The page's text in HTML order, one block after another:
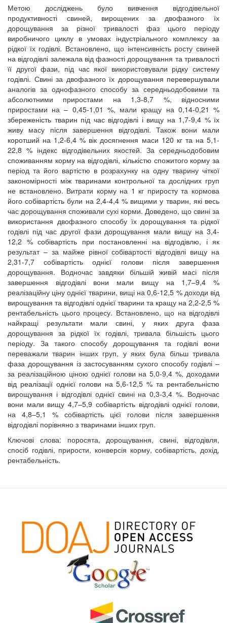
Метою досліджень було вивчення відгодівельної
продуктивності свиней, вирощених за двофазного їх
дорощування за різної тривалості фаз цього періоду
виробничого циклу в умовах індустріального комплексу за
рідкої їх годівлі. Встановлено, що інтенсивність росту свиней
на відгодівлі залежала від фазності дорощування та тривалості
її другої фази, під час якої використовували рідку систему
годівлі. Свині за двофазного їх дорощування перевершували
аналогів за однофазного способу за середньодобовими та
абсолютними приростами на 1,3-8,7 %, відносними
приростами на – 0,45-1,01 %, мали кращу на 0,14-0,21 %
збереженість тварин під час відгодівлі і вищу на 1,7-9,4 % їх
живу масу після завершення відгодівлі. Також вони мали
коротший на 1,2-6,4 % вік досягнення маси 120 кг та на 5,1-
22,8 % індекс відгодівельних якостей. За середньодобовим
споживанням корму на відгодівлі, кількістю спожитого корму за
період та його вартістю в розрахунку на одну тварину чіткої
закономірності між тваринами контрольної та дослідних груп
не встановлено. Витрати корму на 1 кг приросту та кормова
його собівартість були на 2,4-4,4 % вищими у тварин, які весь
час дорощування споживали сухі корми. Доведено, що свині за
використання двофазного способу їх дорощування та рідкої
годівлі під час другої фази дорощування мали вищу на 3,4-
12,2 % собівартість при постановленні на відгодівлю, і як
результат – за майже рівної собівартості відгодівлі вищу на
2,31-7,7 собівартість однієї голови після завершення
дорощування. Водночас завдяки більшій живій масі після
завершення відгодівлі вони мали вищу на 1,7–9,4 %
реалізаційну ціну однієї тварини, вищі на 0,6-12,5 % доходи від
вирощування та відгодівлі однієї тварини та кращу на 2,2-2,5 %
рентабельність цього процесу. Встановлено, що на відгодівлі
найкращі результати мали свині, у яких друга фаза
дорощування за рідкої їх годівлі, тривала більшість цього
періоду. За такого способу дорощування та годівлі вони
переважали тварин інших груп, у яких була більш тривала
фаза дорощування із застосуванням сухого способу годівлі –
за реалізаційною ціною однієї голови на 5,0-9,4 %, доходами
від реалізації однієї голови на 5,6-12,5 % та рентабельністю
вирощування і відгодівлі однієї свині на 0,3-3,4 %. Водночас
вони мали вищу 4,7–5,9 собівартість відгодівлі однієї голови,
на 4,8–5,1 % собівартість цієї голови після завершення
відгодівлі порівняно з тваринами інших груп.
Ключові слова: поросята, дорощування, свині, відгодівля,
спосіб годівлі, прирости, конверсія корму, собівартість, дохід,
рентабельність.